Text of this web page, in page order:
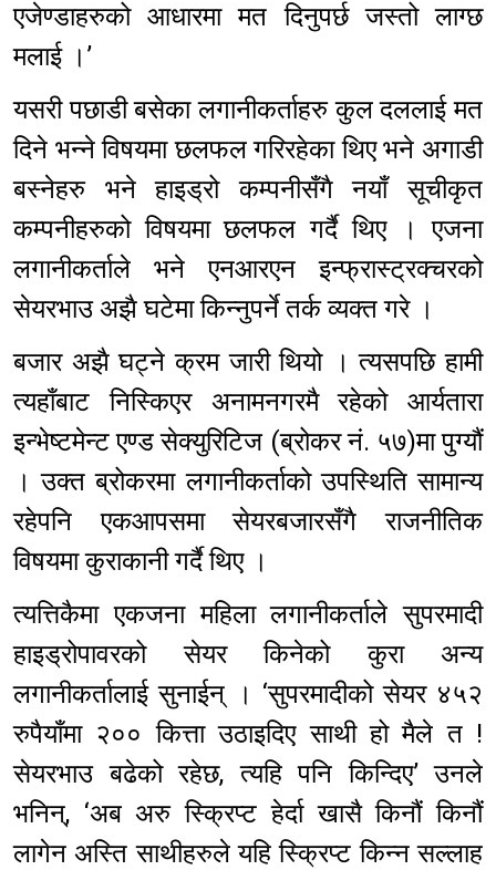
एजेण्डाहरुको आधारमा मत दिनुपर्छ जस्तो लाग्छ
मलाई ।’
यसरी पछाडी बसेका लगानीकर्ताहरु कुल दललाई मत
दिने भन्ने विषयमा छलफल गरिरहेका थिए भने अगाडी
बस्नेहरु भने हाइड्रो कम्पनीसँगै नयाँ सूचीकृत
कम्पनीहरुको विषयमा छलफल गर्दै थिए । एजना
लगानीकर्ताले भने एनआरएन इन्फ्रास्ट्रक्चरको
सेयरभाउ अझै घटेमा किन्नुपर्ने तर्क व्यक्त गरे ।
बजार अझै घट्ने क्रम जारी थियो । त्यसपछि हामी
त्यहाँबाट निस्किएर अनामनगरमै रहेको आर्यतारा
इन्भेष्टमेन्ट एण्ड सेक्युरिटिज (ब्रोकर नं. ५७)मा पुग्यौं
। उक्त ब्रोकरमा लगानीकर्ताको उपस्थिति सामान्य
रहेपनि एकआपसमा सेयरबजारसँगै राजनीतिक
विषयमा कुराकानी गर्दै थिए ।
त्यत्तिकैमा एकजना महिला लगानीकर्ताले सुपरमादी
हाइड्रोपावरको सेयर किनेको कुरा अन्य
लगानीकर्तालाई सुनाईन् । ‘सुपरमादीको सेयर ४५२
रुपैयाँमा २०० कित्ता उठाइदिए साथी हो मैले त !
सेयरभाउ बढेको रहेछ, त्यहि पनि किन्दिए’ उनले
भनिन्, ‘अब अरु स्क्रिप्ट हेर्दा खासै किनौं किनौं
लागेन अस्ति साथीहरुले यहि स्क्रिप्ट किन्न सल्लाह